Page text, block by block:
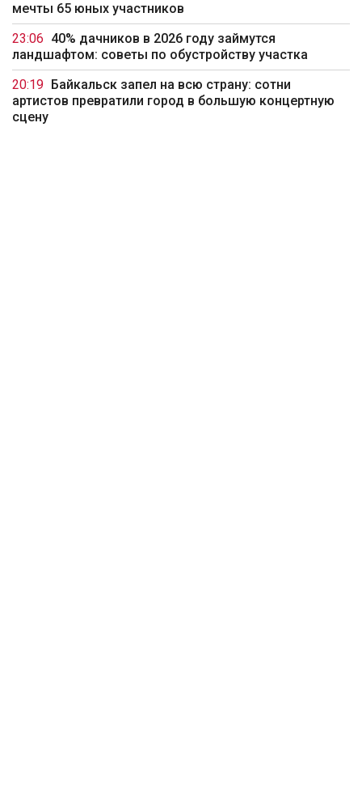
мечты 65 юных участников
23:06 40% дачников в 2026 году займутся
ландшафтом: советы по обустройству участка
20:19
Байкальск запел на всю страну: сотни
артистов превратили город в большую концертную
сцену